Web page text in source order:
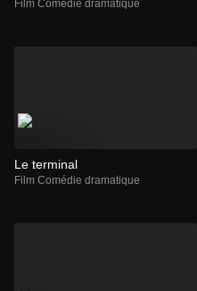
Film Comédie dramatique
Le terminal
Film Comédie dramatique